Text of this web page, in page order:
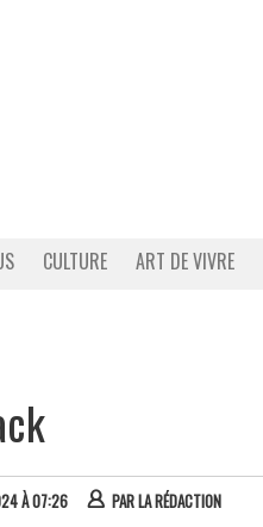
CULTURE ART DE VIVRE
À 07:26 PARLA RÉDACTION